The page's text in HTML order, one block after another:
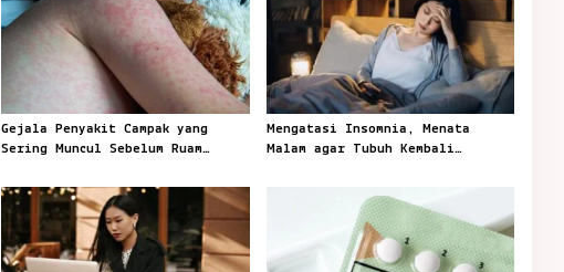
Gejala Penyakit Campak yang
Sering Muncul Sebelum Ruam
Mengatasi Insomnia, Menata
Malam agar Tubuh Kembali